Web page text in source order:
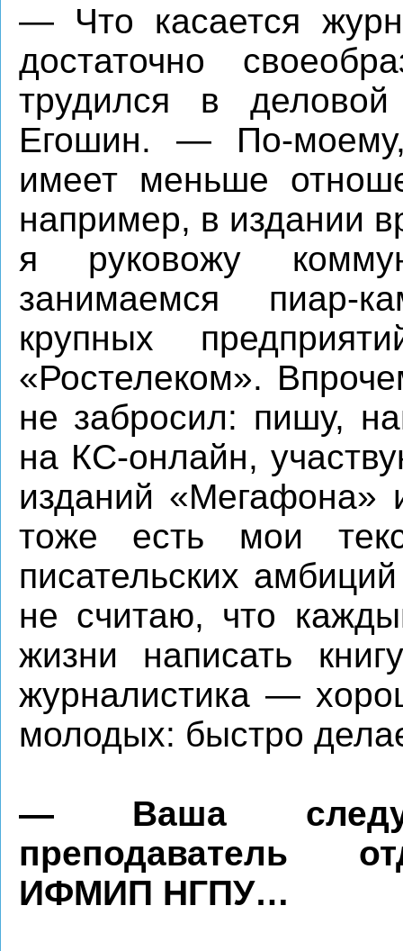
— Что касается
достаточно
трудился в
Егошин. — По-
имеет меньше
например, в издании
я руковожу
занимаемся пиар-
крупных
«Ростелеком».
не забросил: пишу,
на КС-онлайн,
изданий «Мегафона»
тоже есть мои
писательских
не считаю, что
жизни написать
журналистика —
молодых: быстро
— Ваша
преподаватель
ИФМИП НГПУ…